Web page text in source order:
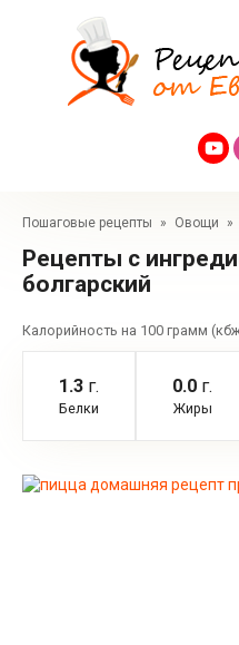
Пошаговые рецепты » Овощи »
Рецепты с ингредиентом перец
болгарский
Калорийность на 100 грамм
1.3 г.
Белки
0.0 г.
Жиры